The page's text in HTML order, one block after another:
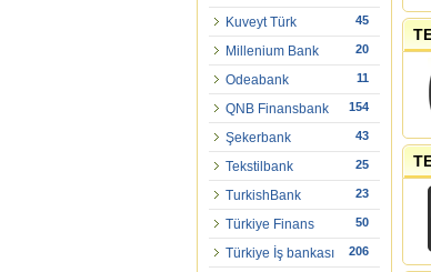
Kuveyt Türk 45
Millenium Bank 20
Odeabank 11
QNB Finansbank 154
Şekerbank 43
Tekstilbank 25
TurkishBank 23
Türkiye Finans 50
Türkiye İş bankası 206